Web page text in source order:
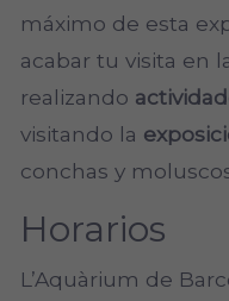
máximo de esta
acabar tu visita en
realizando
visitando la
conchas y
Horarios
L’Aquàrium de